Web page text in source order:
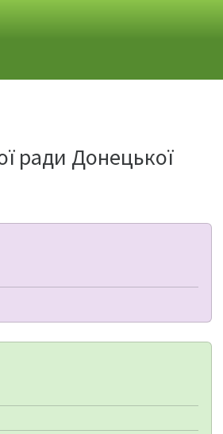
ради Донецької